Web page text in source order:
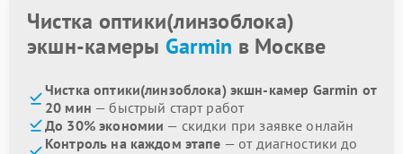
Чистка оптики(линзоблока)
экшн-камеры Garmin в Москве
Чистка оптики(линзоблока) экшн-камер Garmin от
20 мин — быстрый старт работ
До 30% экономии — скидки при заявке онлайн
Контроль на каждом этапе — от диагностики до